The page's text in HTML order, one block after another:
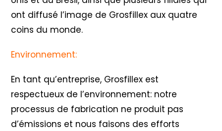
ont diffusé l’image de Grosfillex aux quatre
coins du monde.
Environnement:
En tant qu’entreprise, Grosfillex est
respectueux de l’environnement: notre
processus de fabrication ne produit pas
d’émissions et nous faisons des efforts